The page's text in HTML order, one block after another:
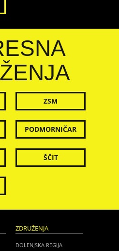
ZSM
PODMORNIČAR
ŠČIT
ZDRUŽENJA
DOLENJSKA REGIJA